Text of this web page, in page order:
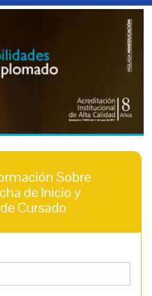
Sobre
de Inicio y
Cursado